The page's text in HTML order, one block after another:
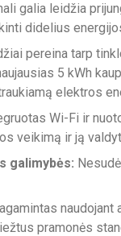
galia leidžia
didelius
pereina tarp
5 kWh
elektros
Wi-Fi ir
veikimą ir ją
galimybės:
naudojant
pramonės